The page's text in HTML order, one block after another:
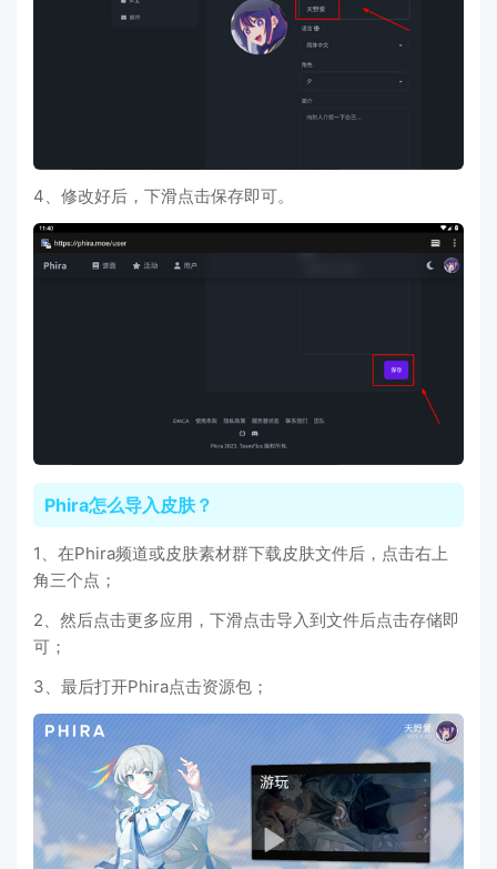
4、修改好后，下滑点击保存即可。
Phira怎么导入皮肤？
1、在Phira频道或皮肤素材群下载皮肤文件后，点击右上
角三个点；
2、然后点击更多应用，下滑点击导入到文件后点击存储即
可；
3、最后打开Phira点击资源包；